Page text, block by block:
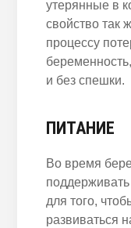
утерянные в
свойство так
процессу
и без спешки.
ПИТАНИЕ
Во время
для того,
развиваться